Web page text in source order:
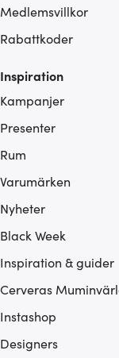
Medlemsvillkor
Rabattkoder
Inspiration
Kampanjer
Presenter
Rum
Varumärken
Nyheter
Black Week
Inspiration & guider
Cerveras
Instashop
Designers